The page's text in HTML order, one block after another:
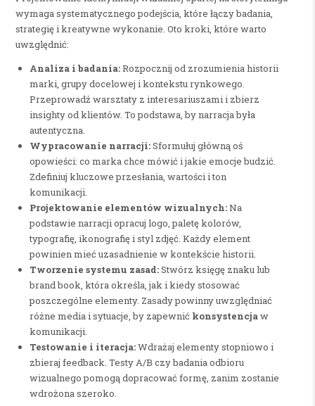
wymaga systematycznego podejścia, które łączy badania,
strategię i kreatywne wykonanie. Oto kroki, które warto
uwzględnić:
Analiza i badania:Rozpocznij od zrozumienia historii
marki, grupy docelowej i kontekstu rynkowego.
Przeprowadź warsztaty z interesariuszami i zbierz
insighty od klientów. To podstawa, by narracja była
autentyczna.
Wypracowanie narracji:Sformułuj główną oś
opowieści: co marka chce mówić i jakie emocje budzić.
Zdefiniuj kluczowe przesłania, wartości i ton
komunikacji.
Projektowanie elementów wizualnych:Na
podstawie narracji opracuj logo, paletę kolorów,
typografię, ikonografię i styl zdjęć. Każdy element
powinien mieć uzasadnienie w kontekście historii.
Tworzenie systemu zasad:Stwórz księgę znaku lub
brand book, która określa, jak i kiedy stosować
poszczególne elementy. Zasady powinny uwzględniać
różne media i sytuacje, by zapewnić konsystencjaw
komunikacji.
Testowanie i iteracja:Wdrażaj elementy stopniowo i
zbieraj feedback. Testy A/B czy badania odbioru
wizualnego pomogą dopracować formę, zanim zostanie
wdrożona szeroko.